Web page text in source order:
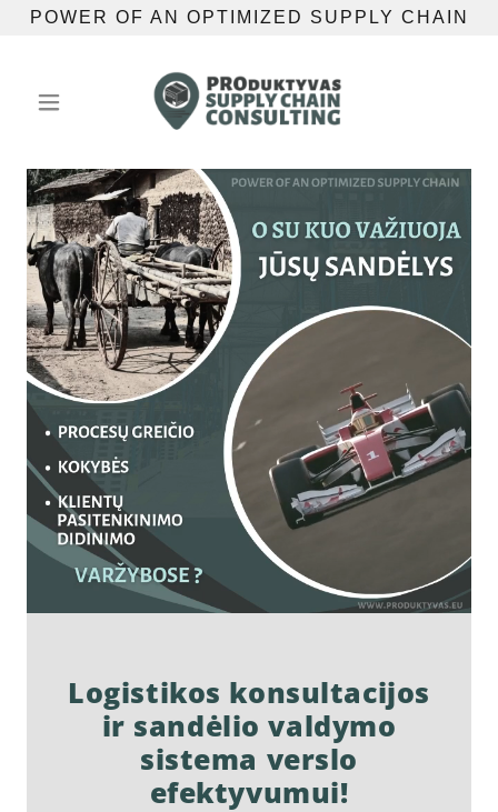
POWER OF AN OPTIMIZED SUPPLY CHAIN
Logistikos konsultacijos
ir sandėlio valdymo
sistema verslo
efektyvumui!